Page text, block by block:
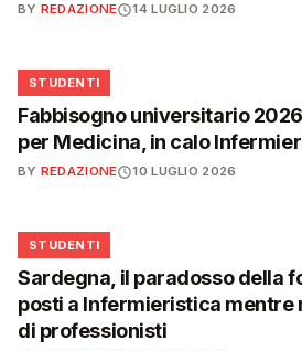
BY REDAZIONE 14 LUGLIO 2026
🎓
STUDENTI
Fabbisogno universitario
per Medicina, in calo
BY REDAZIONE 10 LUGLIO 2026
🎓
STUDENTI
Sardegna, il paradosso della
posti a Infermieristica mentre
di professionisti